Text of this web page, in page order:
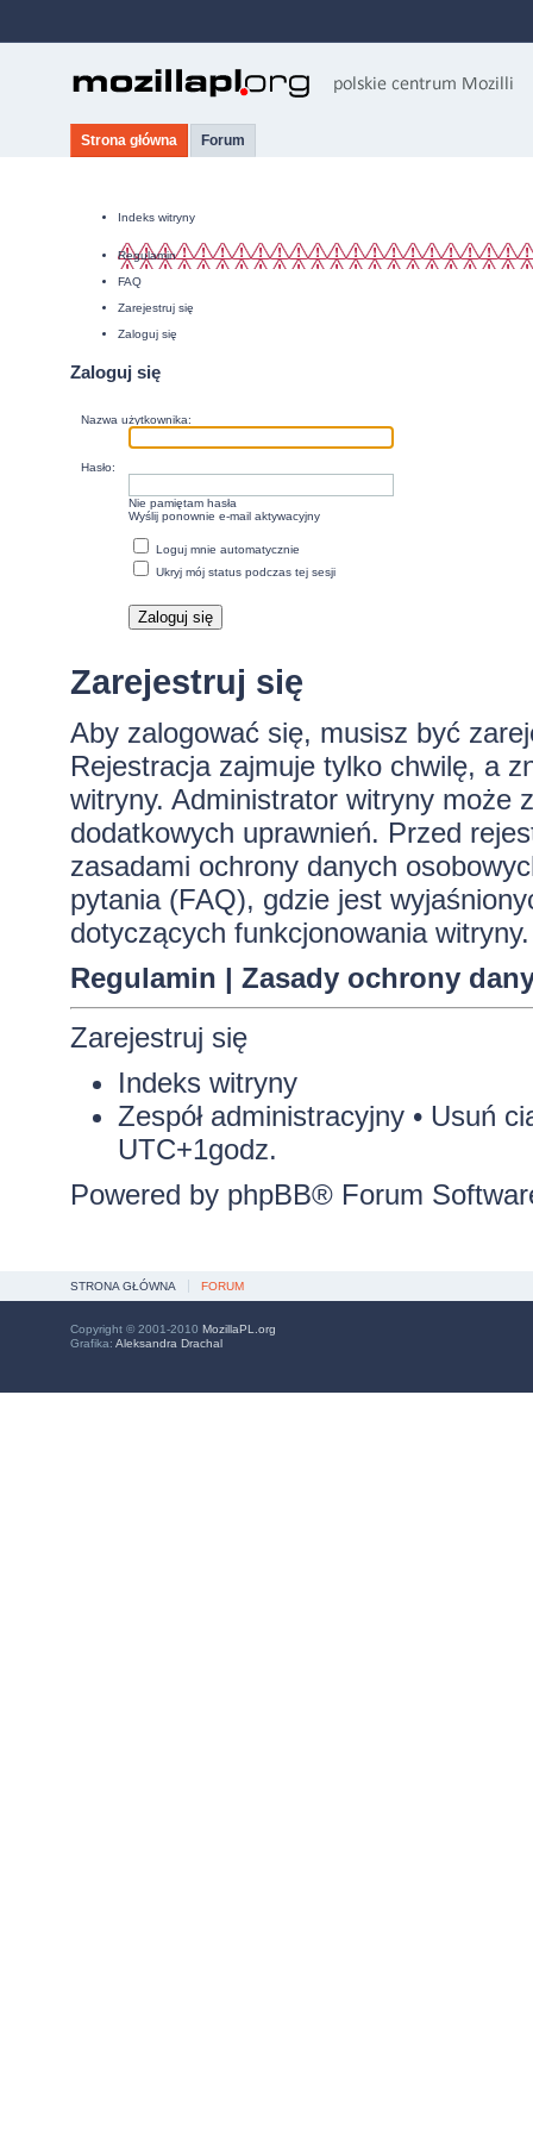
Strona główna Forum
Indeks witryny
Regulamin
FAQ
Zarejestruj się
Zaloguj się
Zaloguj się
Nazwa użytkownika:
Hasło:
Nie pamiętam hasła
Wyślij ponownie e-mail aktywacyjny
Loguj mnie automatycznie
Ukryj mój status podczas tej sesji
Zarejestruj się
Aby zalogować się, musisz być
Rejestracja zajmuje tylko chwilę, a
witryny. Administrator witryny może
dodatkowych uprawnień. Przed
zasadami ochrony danych
pytania (FAQ), gdzie jest
dotyczących funkcjonowania witryny.
Regulamin | Zasady ochrony
Zarejestruj się
Indeks witryny
Zespół administracyjny• Usuń
UTC+1godz.
Powered by phpBB® Forum
STRONA GŁÓWNA FORUM
Copyright © 2001-2010 MozillaPL.org
Grafika: Aleksandra Drachal